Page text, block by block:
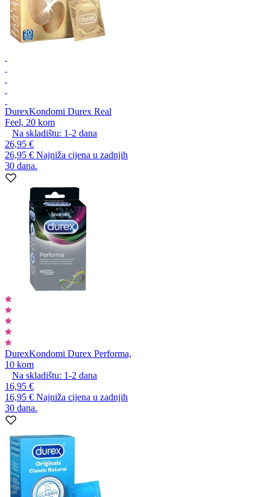
DurexKondomi Durex Real
Feel, 20 kom
Na skladištu: 1-2 dana
26,95 €
26,95 € Najniža cijena u zadnjih
30 dana.
DurexKondomi Durex Performa,
10 kom
Na skladištu: 1-2 dana
16,95 €
16,95 € Najniža cijena u zadnjih
30 dana.